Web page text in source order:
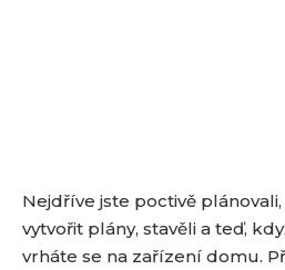
Nejdříve jste poctivě
vytvořit plány, stavěli a teď,
vrháte se na zařízení domu.